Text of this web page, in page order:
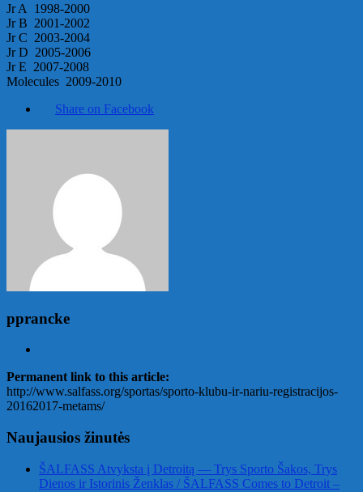
Jr A 1998-2000
Jr B 2001-2002
Jr C 2003-2004
Jr D 2005-2006
Jr E 2007-2008
Molecules 2009-2010
Share on Facebook
pprancke
Permanent link to this article:
http://www.salfass.org/sportas/sporto-klubu-ir-nariu-registracijos-
20162017-metams/
Naujausios žinutės
ŠALFASS Atvyksta į Detroitą — Trys Sporto Šakos, Trys
Dienos ir Istorinis Ženklas / ŠALFASS Comes to Detroit –